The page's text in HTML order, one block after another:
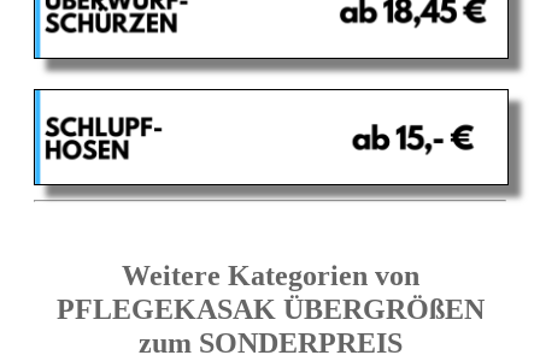
Weitere Kategorien von
PFLEGEKASAK ÜBERGRÖßEN
zum SONDERPREIS